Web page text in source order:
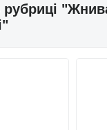
рубриці